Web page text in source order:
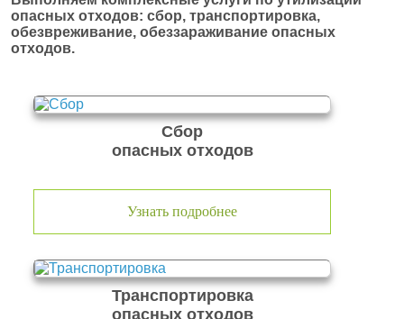
опасных отходов: сбор, транспортировка,
обезвреживание, обеззараживание опасных
отходов.
Сбор
опасных отходов
Узнать подробнее
Транспортировка
опасных отходов